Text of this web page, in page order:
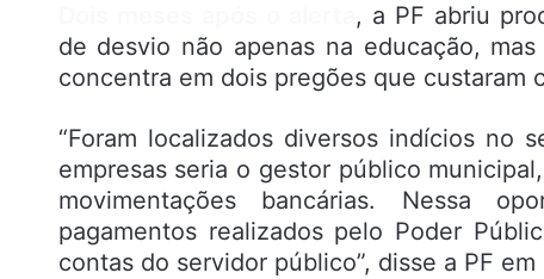
, a PF abriu
de desvio não apenas na educação,
concentra em dois pregões que custaram
“Foram localizados diversos indícios no
empresas seria o gestor público
movimentações bancárias. Nessa
pagamentos realizados pelo Poder
contas do servidor público”, disse a PF em